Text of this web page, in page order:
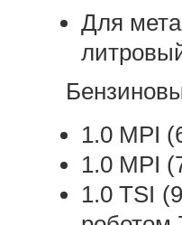
Для
1.0 MPI
1.0 MPI
1.0 TSI